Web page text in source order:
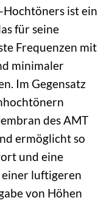
ist ein
für seine
Frequenzen mit
minimaler
Im Gegensatz
des AMT
ermöglicht so
und eine
einer luftigeren
von Höhen